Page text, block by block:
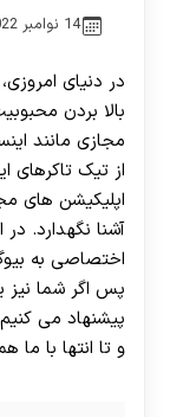
14 نوامبر 2022
در دنیای
بالا بردن
مجازی مانند
از تیک تاکرهای
اپلیکیشن های
آشنا نگهدارد.
اختصاصی به
پس اگر شما نیز
پیشنهاد می
و تا انتها با ما